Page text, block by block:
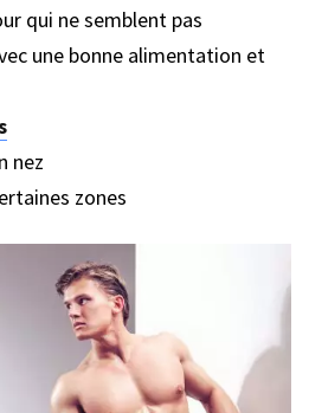
qui ne semblent pas
une bonne alimentation et
nez
zones